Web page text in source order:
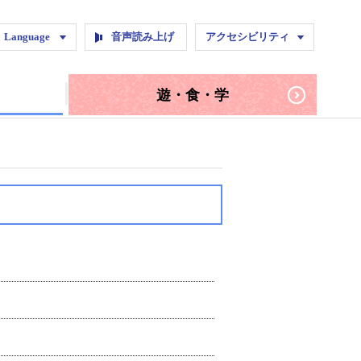
式Instagram
Language 音声読み上げ アクセシビリティ
遊・食・学